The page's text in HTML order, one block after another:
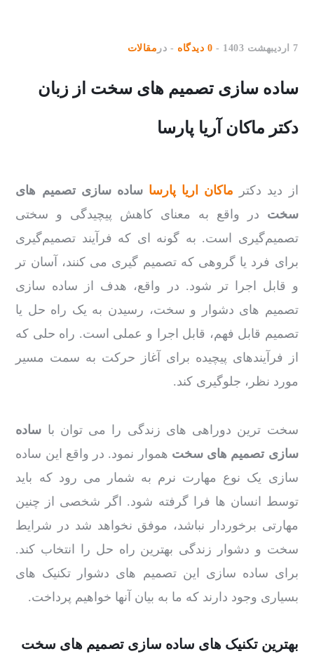
7 اردیبهشت 1403 0 دیدگاه در مقالات
ساده سازی تصمیم های سخت از زبان
دکتر ماکان آریا پارسا
از دید دکتر ماکان اریا پارسا ساده سازی تصمیم های
سخت در واقع به معنای کاهش پیچیدگی و سختی
تصمیم‌گیری است. به گونه ای که فرآیند تصمیم‌گیری
برای فرد یا گروهی که تصمیم گیری می کنند، آسان تر
و قابل اجرا تر شود. در واقع، هدف از ساده سازی
تصمیم های دشوار و سخت، رسیدن به یک راه حل یا
تصمیم قابل فهم، قابل اجرا و عملی است. راه حلی که
از فرآیندهای پیچیده برای آغاز حرکت به سمت مسیر
مورد نظر، جلوگیری کند.
سخت ترین دوراهی های زندگی را می توان با ساده
سازی تصمیم های سخت هموار نمود. در واقع این ساده
سازی یک نوع مهارت نرم به شمار می رود که باید
توسط انسان ها فرا گرفته شود. اگر شخصی از چنین
مهارتی برخوردار نباشد، موفق نخواهد شد در شرایط
سخت و دشوار زندگی بهترین راه حل را انتخاب کند.
برای ساده سازی این تصمیم های دشوار تکنیک های
بسیاری وجود دارند که ما به بیان آنها خواهیم پرداخت.
بهترین تکنیک های ساده سازی تصمیم های سخت